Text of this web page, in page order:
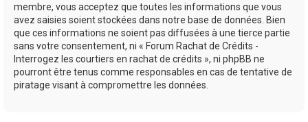
membre, vous acceptez que toutes les informations que vous
avez saisies soient stockées dans notre base de données. Bien
que ces informations ne soient pas diffusées à une tierce partie
sans votre consentement, ni « Forum Rachat de Crédits -
Interrogez les courtiers en rachat de crédits », ni phpBB ne
pourront être tenus comme responsables en cas de tentative de
piratage visant à compromettre les données.